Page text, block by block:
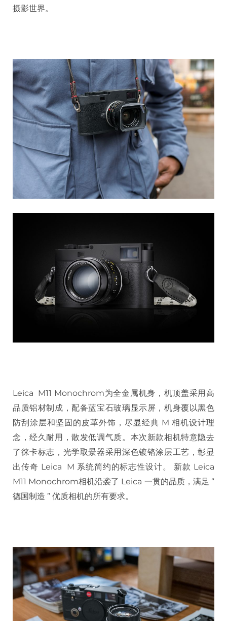
摄影世界。
Leica M11 Monochrom为全金属机身，机顶盖采用高
品质铝材制成，配备蓝宝石玻璃显示屏，机身覆以黑色
防刮涂层和坚固的皮革外饰，尽显经典 M 相机设计理
念，经久耐用，散发低调气质。本次新款相机特意隐去
了徕卡标志，光学取景器采用深色镀铬涂层工艺，彰显
出传奇 Leica M 系统简约的标志性设计。 新款 Leica
M11 Monochrom相机沿袭了 Leica 一贯的品质，满足 “
德国制造 ” 优质相机的所有要求。